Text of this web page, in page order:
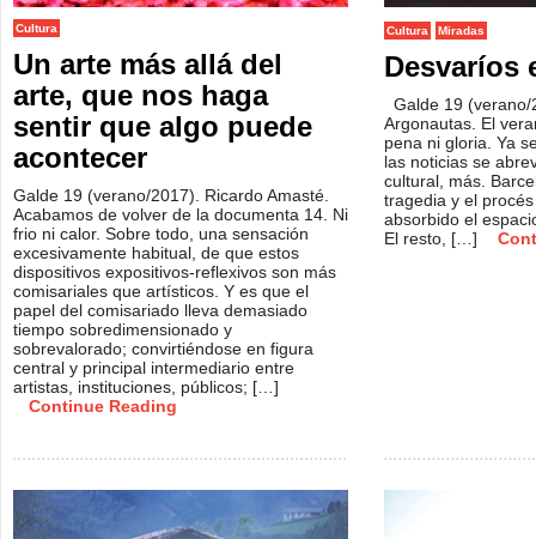
Cultura
Un arte más allá del
arte, que nos haga
sentir que algo puede
acontecer
Galde 19 (verano/2017). Ricardo Amasté.
Acabamos de volver de la documenta 14. Ni
frio ni calor. Sobre todo, una sensación
excesivamente habitual, de que estos
dispositivos expositivos-reflexivos son más
comisariales que artísticos. Y es que el
papel del comisariado lleva demasiado
tiempo sobredimensionado y
sobrevalorado; convirtiéndose en figura
central y principal intermediario entre
artistas, instituciones, públicos; […]
Continue Reading
Cultura Miradas
Desvaríos
Galde 19
Argonautas. El
pena ni gloria. Ya
las noticias se
cultural, más.
tragedia y el
absorbido el
El resto, […]